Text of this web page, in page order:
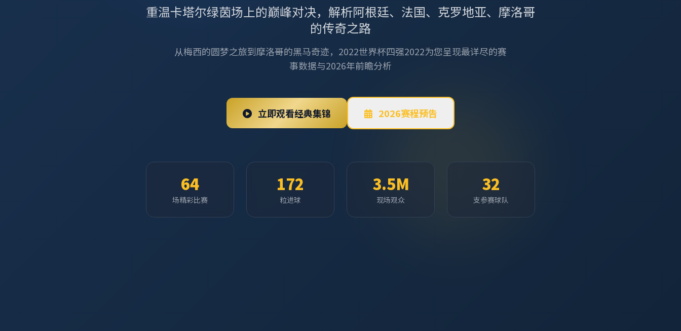
重温卡塔尔绿茵场上的巅峰对决，解析阿根廷、法国、克罗地亚、摩洛哥
的传奇之路
从梅西的圆梦之旅到摩洛哥的黑马奇迹，2022世界杯四强2022为您呈现最详尽的赛
事数据与2026年前瞻分析
立即观看经典集锦 2026赛程预告
64
场精彩比赛
172
粒进球
3.5M
现场观众
32
支参赛球队